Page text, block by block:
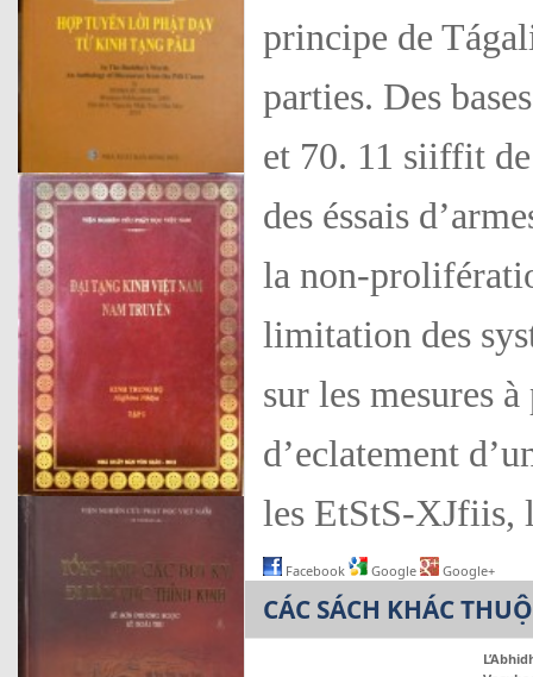
principe de
parties. Des
et 70. 11 siiffit
des éssais
la non-
limitation des
sur les mesures
d’eclatement
les EtStS-XJfiis,
Facebook Google Google+
CÁC SÁCH KHÁC